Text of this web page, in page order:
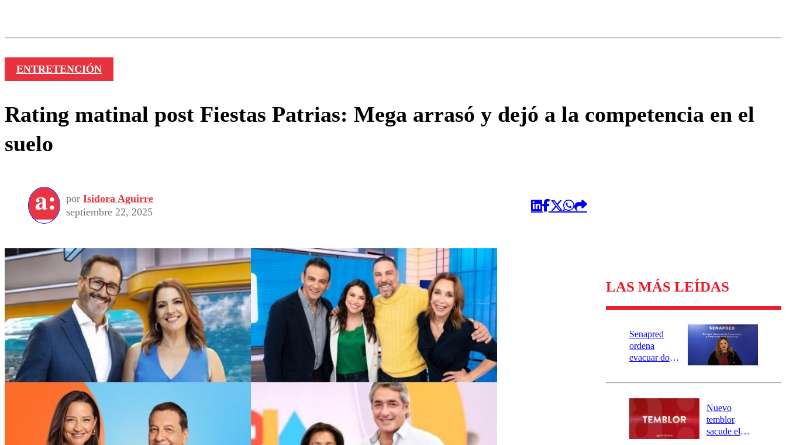
ENTRETENCIÓN
Rating matinal post Fiestas Patrias: Mega arrasó y dejó a la competencia en el
suelo
por Isidora Aguirre
septiembre 22, 2025
LAS MÁS LEÍDAS
Senapred
ordena
evacuar dos
Carahue por
río Damas:
activa
mensajería
SAE
Nuevo
temblor
sacude el